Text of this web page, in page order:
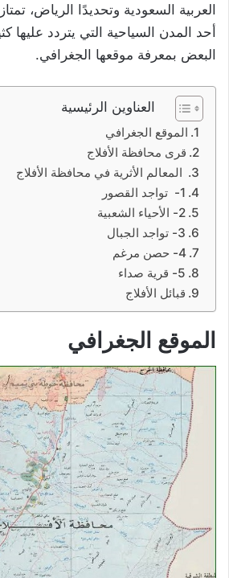
العربية السعودية وتحديدًا الرياض،
أحد المدن السياحية التي يتردد عليها
البعض بمعرفة موقعها الجغرافي.
العناوين الرئيسية
الموقع الجغرافي
قرى محافظة الأفلاج
المعالم الأثرية في محافظة الأفلاج
1- تواجد القصور
2- الأحياء الشعبية
3- تواجد الجبال
4- حصن مرغم
5- قرية صداء
قبائل الأفلاج
الموقع الجغرافي